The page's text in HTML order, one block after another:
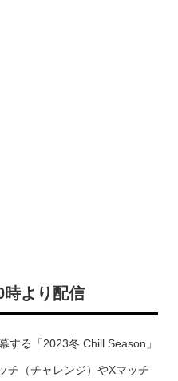
より配信
する「2023冬 Chill Season」
チ（チャレンジ）やXマッチ